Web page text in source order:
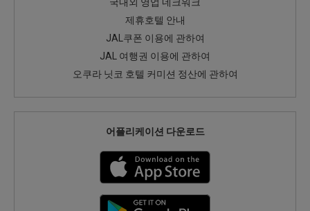
국내외 영업 네크워크
제휴호텔 안내
JAL쿠폰 이용에 관하여
JAL 여행권 이용에 관하여
오쿠라 닛코 호텔 커미션 정산에 관하여
어플리케이션 다운로드